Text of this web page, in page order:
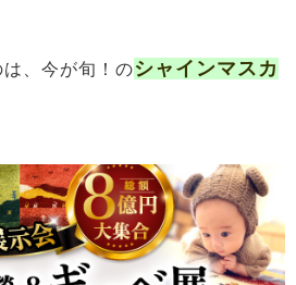
、今が旬！のシャインマスカ